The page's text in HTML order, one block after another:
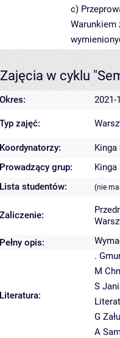
c)
Warunkiem
Zajęcia w cyklu
Okres: 2021-
Typ zajęć:
Koordynatorzy:
Prowadzący grup:
Lista studentów:
(nie
Zaliczenie:
Pełny opis:
Literatura:
.
M
S
G
A